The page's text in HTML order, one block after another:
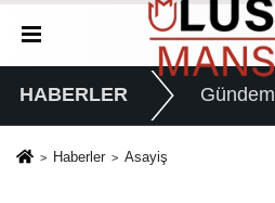
HABERLER Gündem
Haberler Asayiş